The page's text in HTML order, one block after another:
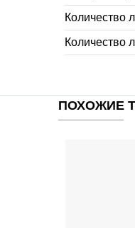
Количество
Количество
ПОХОЖИЕ